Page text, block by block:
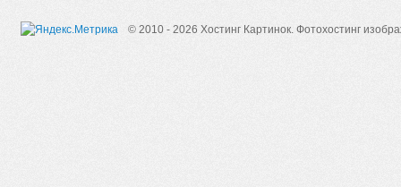
© 2010 - 2026 Хостинг Картинок. Фотохостинг